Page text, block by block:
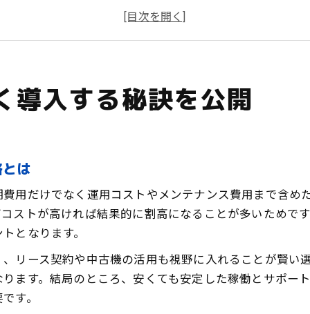
業務用コピー機新品と中古のコスト差を徹底分析
業務用コピー機リースでコスト削減を実現
業務用コピー機リース契約のメリットと注意点
業務用コピー機リースで失敗しない選定ポイント
導入する秘訣を公開
は
用だけでなく運用コストやメンテナンス費用まで含め
ストが高ければ結果的に割高になることが多いためで
となります。
リース契約や中古機の活用も視野に入れることが賢い
ます。結局のところ、安くても安定した稼働とサポー
す。